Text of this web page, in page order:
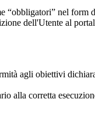
“obbligatori” nel form
dell'Utente al
agli obiettivi
alla corretta